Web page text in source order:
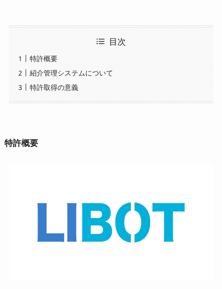
LINE公式アカウントはこちら
目次
特許概要
紹介管理システムについて
特許取得の意義
特許概要